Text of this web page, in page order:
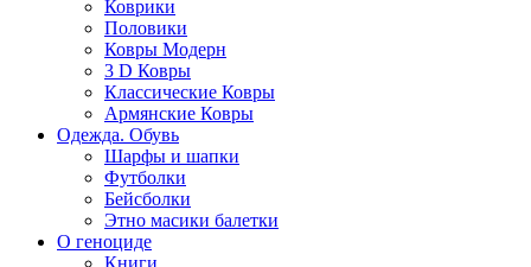
Коврики
Половики
Ковры Модерн
3 D Ковры
Классические Ковры
Армянские Ковры
Одежда. Обувь
Шарфы и шапки
Футболки
Бейсболки
Этно масики балетки
О геноциде
Книги